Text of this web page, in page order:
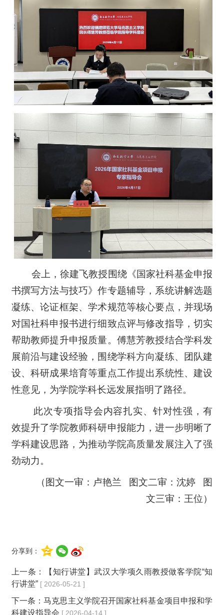
会上，徐建飞教授围绕《国家社科基金申报
书撰写方法与技巧》作专题辅导，系统讲解选题
凝练、论证框架、学术规范等核心要点，并现场
对国社科申报书进行细致点评与修改指导，切实
帮助教师提升申报质量。傅慧芳教授结合学科发
展前沿与建设经验，围绕学科方向凝练、团队建
设、科研成果培育等重点工作提出系统性、建设
性意见，为学院学科长远发展指明了路径。
此次专项指导会内容扎实、针对性强，有
效提升了学院教师科研申报能力，进一步明晰了
学科建设思路，为推动学院高质量发展注入了强
劲动力。
（图文一审：卢艳兰 图文二审：沈婷 图
文三审：王位）
分享到：
上一条：
【知行讲堂】武汉大学项久雨教授做客学院“知
行讲堂” [ 2026-05-21 ]
下一条：马克思主义学院召开国家社科基金项目申报和学
科建设指导会 [ 2026-04-14 ]